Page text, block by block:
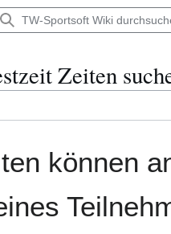
Zeiten
können